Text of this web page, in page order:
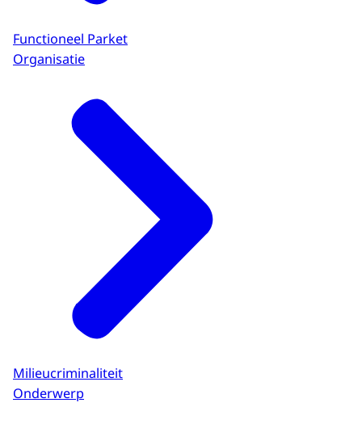
Functioneel Parket
Organisatie
Milieucriminaliteit
Onderwerp